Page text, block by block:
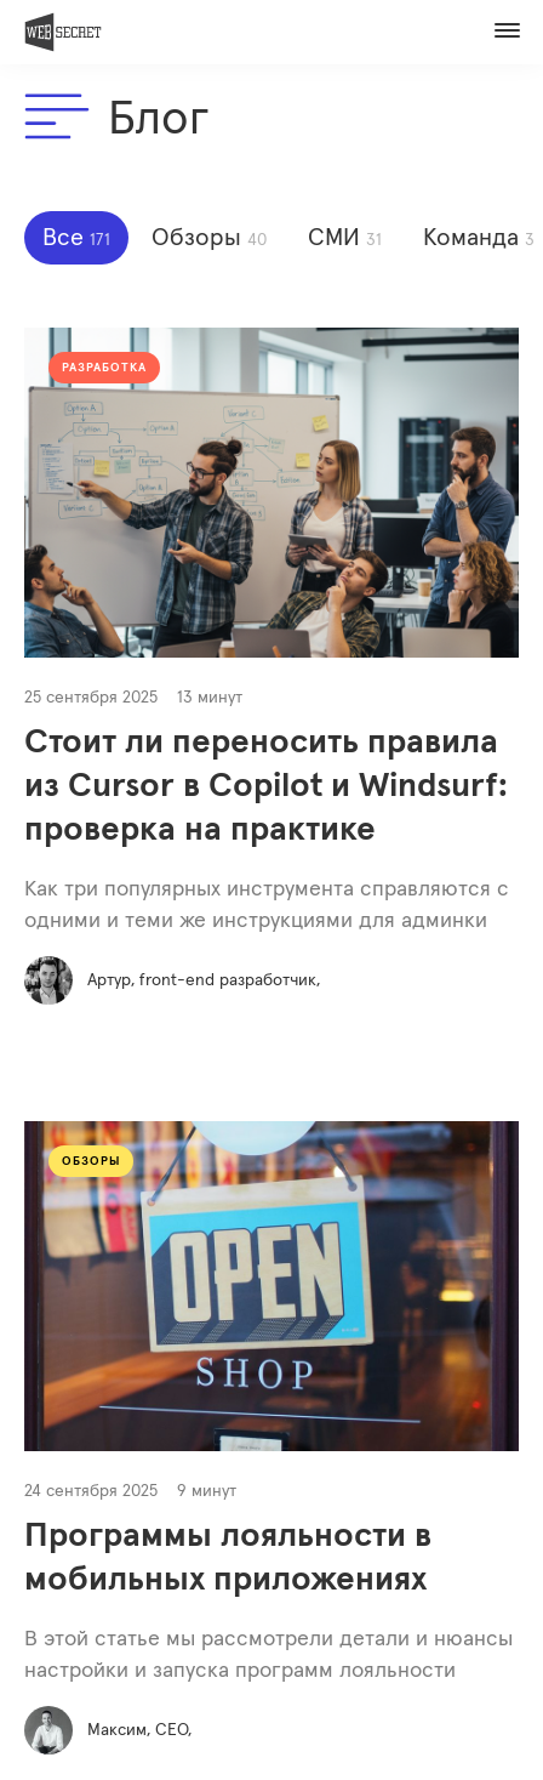
Оценить проект
Блог
Все 171 Обзоры 40 СМИ 31 Команда 3
РАЗРАБОТКА
25 сентября 2025 13 минут
Стоит ли переносить правила
из Cursor в Copilot и Windsurf:
проверка на практике
Как три популярных инструмента справляются с
одними и теми же инструкциями для админки
Артур, front-end разработчик,
ОБЗОРЫ
24 сентября 2025 9 минут
Программы лояльности в
мобильных приложениях
В этой статье мы рассмотрели детали и нюансы
настройки и запуска программ лояльности
Максим, СЕО,